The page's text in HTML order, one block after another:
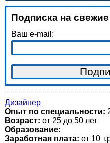
Подписка на свежие
Ваш e-mail:
Дизайнер
Опыт по специальности:
Возраст: от 25 до 50 лет
Образование:
Заработная плата: от 10